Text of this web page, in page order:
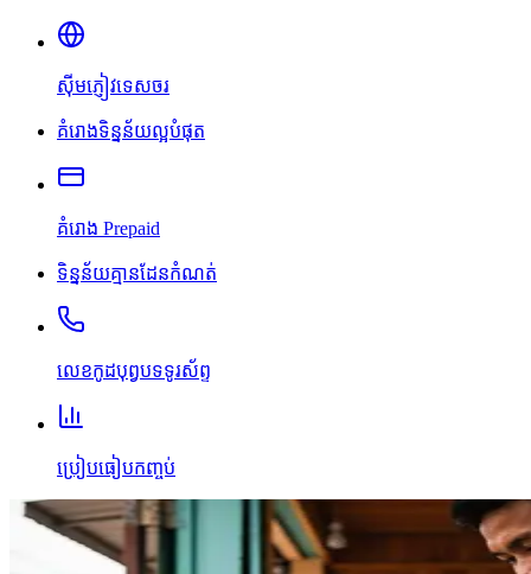
ស៊ីមភ្ញៀវទេសចរ
គំរោងទិន្នន័យល្អបំផុត
គំរោង Prepaid
ទិន្នន័យគ្មានដែនកំណត់
លេខកូដបុព្វបទទូរស័ព្ទ
ប្រៀបធៀបកញ្ចប់